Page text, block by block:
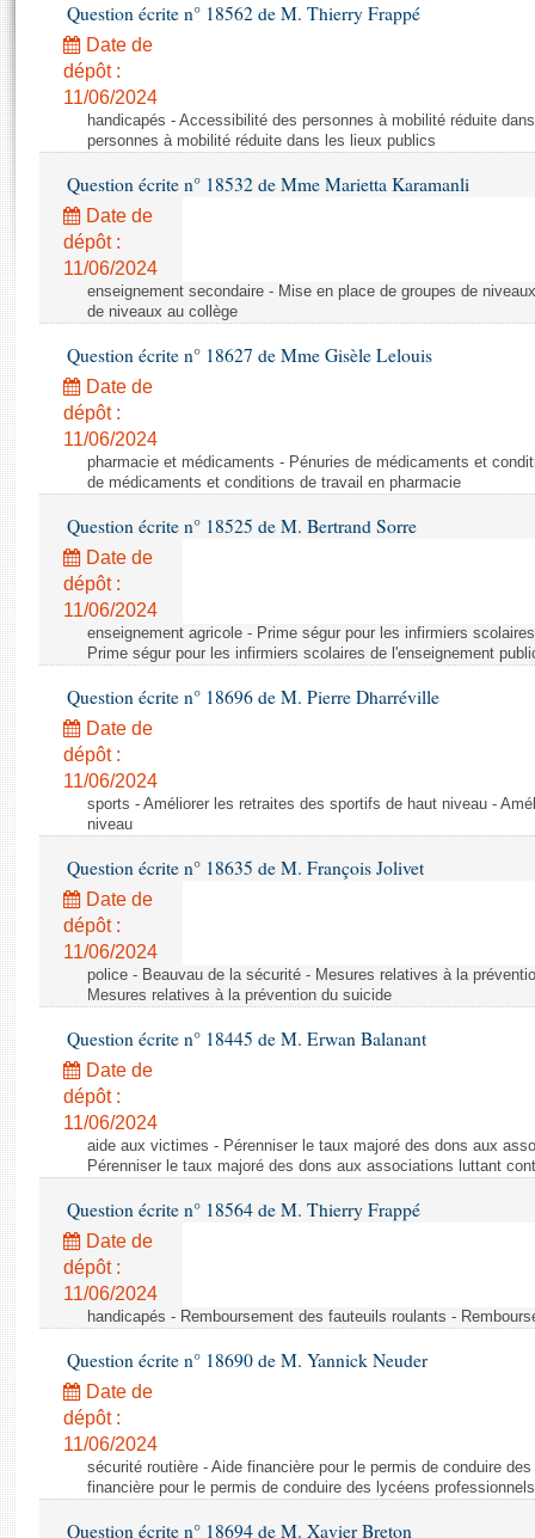
Projets de loi
Propositions de loi
Amendements
Textes adoptés
Rapports législatifs
Rapports sur l'application des lois
Baromètre de l’application des lois
Dossiers législatifs
Budget et sécurité sociale
Questions écrites et orales
Comptes rendus des débats
Histoire
Juniors
Anciennes législatures
Contacts et plan d'accès
Photos libres de droit
Question écrite n° 18562 de M. Thierry Frappé
Date de
dépôt :
11/06/2024
handicapés - Accessibilité des personnes à mobilité réduite
personnes à mobilité réduite dans les lieux publics
Question écrite n° 18532 de Mme Marietta Karamanli
Date de
dépôt :
11/06/2024
enseignement secondaire - Mise en place de groupes de
de niveaux au collège
Question écrite n° 18627 de Mme Gisèle Lelouis
Date de
dépôt :
11/06/2024
pharmacie et médicaments - Pénuries de médicaments et
de médicaments et conditions de travail en pharmacie
Question écrite n° 18525 de M. Bertrand Sorre
Date de
dépôt :
11/06/2024
enseignement agricole - Prime ségur pour les infirmiers
Prime ségur pour les infirmiers scolaires de l'enseignement
Question écrite n° 18696 de M. Pierre Dharréville
Date de
dépôt :
11/06/2024
sports - Améliorer les retraites des sportifs de haut niveau -
niveau
Question écrite n° 18635 de M. François Jolivet
Date de
dépôt :
11/06/2024
police - Beauvau de la sécurité - Mesures relatives à la
Mesures relatives à la prévention du suicide
Question écrite n° 18445 de M. Erwan Balanant
Date de
dépôt :
11/06/2024
aide aux victimes - Pérenniser le taux majoré des dons aux
Pérenniser le taux majoré des dons aux associations luttant
Question écrite n° 18564 de M. Thierry Frappé
Date de
dépôt :
11/06/2024
handicapés - Remboursement des fauteuils roulants -
Question écrite n° 18690 de M. Yannick Neuder
Date de
dépôt :
11/06/2024
sécurité routière - Aide financière pour le permis de conduire
financière pour le permis de conduire des lycéens professionnels
Question écrite n° 18694 de M. Xavier Breton